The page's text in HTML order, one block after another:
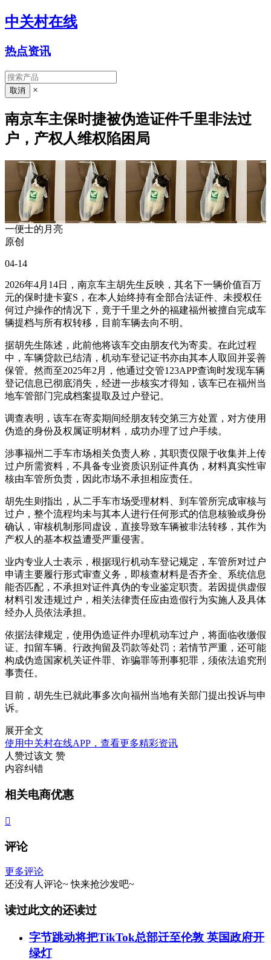
中关村在线
热点资讯
×
南京车主保时捷被伪造证件千里非法过
户，产权人维权陷困局
一便士的月亮
原创
04-14
2026年4月14日，南京车主胡先生反映，其名下一辆价值百万
元的保时捷卡宴S，在本人始终持有全部合法证件、未授权任
何过户操作的情况下，竟于千里之外的福建福州被擅自完成车
辆提档与所有权转移，目前车辆去向不明。
据胡先生陈述，此前他将该车交由朋友代为寄卖。在此过程
中，车辆贷款已结清，机动车登记证书亦由其本人取回并妥善
保管。然而至2025年2月，他通过交管123APP查询时发现车辆
登记信息已彻底消失，经进一步核实才得知，该车已在福州当
地车管部门完成档案提取及过户登记。
调查表明，该车在寄卖期间经朋友转交第三方处置，对方使用
伪造的身份及权属证明材料，成功办理了过户手续。
涉事福州二手车市场相关负责人称，其职责仅限于收集并上传
过户所需资料，不具备专业资质识别证件真伪，材料真实性审
核由车管所负责，因此市场不承担相应责任。
胡先生则指出，从二手车市场受理材料、到车管所完成审核与
过户，整个流程均未与其本人进行任何形式的信息核验或身份
确认，审核机制形同虚设，直接导致车辆被非法转移，其作为
产权人的基本权益遭受严重侵害。
业内专业人士表示，根据现行机动车登记规定，车管所对过户
申请主要履行形式审查义务，即核查材料是否齐全、系统信息
能否匹配，不承担对证件真伪的专业鉴定职责。若因提供虚假
材料引发违规过户，相关法律责任应由造假行为实施人及具体
经办人员依法承担。
依据法律规定，使用伪造证件办理机动车过户，将面临收缴假
证、扣留车辆、行政拘留及罚款等处罚；若情节严重，还可能
构成伪造国家机关证件罪、诈骗罪等刑事犯罪，须依法追究刑
事责任。
目前，胡先生已就此事多次向福州当地有关部门提出投诉与申
诉。
展开全文
使用中关村在线APP，查看更多精彩资讯
人赞过该文 赞
内容纠错
相关电商优惠

评论
更多评论
还没有人评论~ 快来抢沙发吧~
读过此文的还读过
字节跳动将把TikTok总部迁至伦敦 英国政府开
绿灯